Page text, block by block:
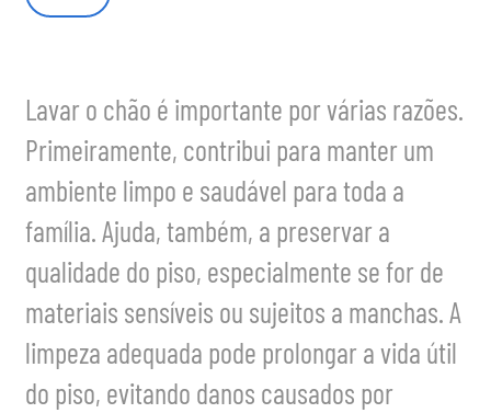
Lavar o chão é importante por várias razões.
Primeiramente, contribui para manter um
ambiente limpo e saudável para toda a
família. Ajuda, também, a preservar a
qualidade do piso, especialmente se for de
materiais sensíveis ou sujeitos a manchas. A
limpeza adequada pode prolongar a vida útil
do piso, evitando danos causados por